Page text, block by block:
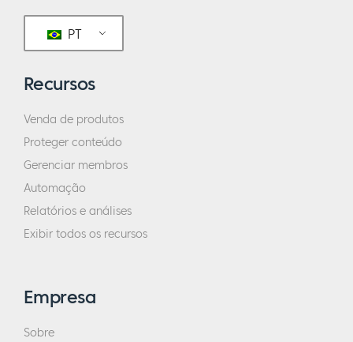
PT
Recursos
Venda de produtos
Proteger conteúdo
Gerenciar membros
Automação
Relatórios e análises
Exibir todos os recursos
Empresa
Sobre